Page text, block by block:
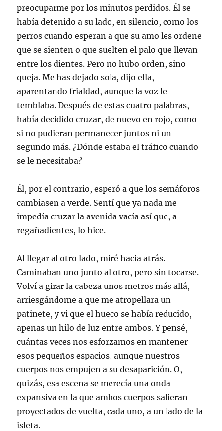
preocuparme por los minutos perdidos. Él se
había detenido a su lado, en silencio, como los
perros cuando esperan a que su amo les ordene
que se sienten o que suelten el palo que llevan
entre los dientes. Pero no hubo orden, sino
queja. Me has dejado sola, dijo ella,
aparentando frialdad, aunque la voz le
temblaba. Después de estas cuatro palabras,
había decidido cruzar, de nuevo en rojo, como
si no pudieran permanecer juntos ni un
segundo más. ¿Dónde estaba el tráfico cuando
se le necesitaba?
Él, por el contrario, esperó a que los semáforos
cambiasen a verde. Sentí que ya nada me
impedía cruzar la avenida vacía así que, a
regañadientes, lo hice.
Al llegar al otro lado, miré hacia atrás.
Caminaban uno junto al otro, pero sin tocarse.
Volví a girar la cabeza unos metros más allá,
arriesgándome a que me atropellara un
patinete, y vi que el hueco se había reducido,
apenas un hilo de luz entre ambos. Y pensé,
cuántas veces nos esforzamos en mantener
esos pequeños espacios, aunque nuestros
cuerpos nos empujen a su desaparición. O,
quizás, esa escena se merecía una onda
expansiva en la que ambos cuerpos salieran
proyectados de vuelta, cada uno, a un lado de la
isleta.